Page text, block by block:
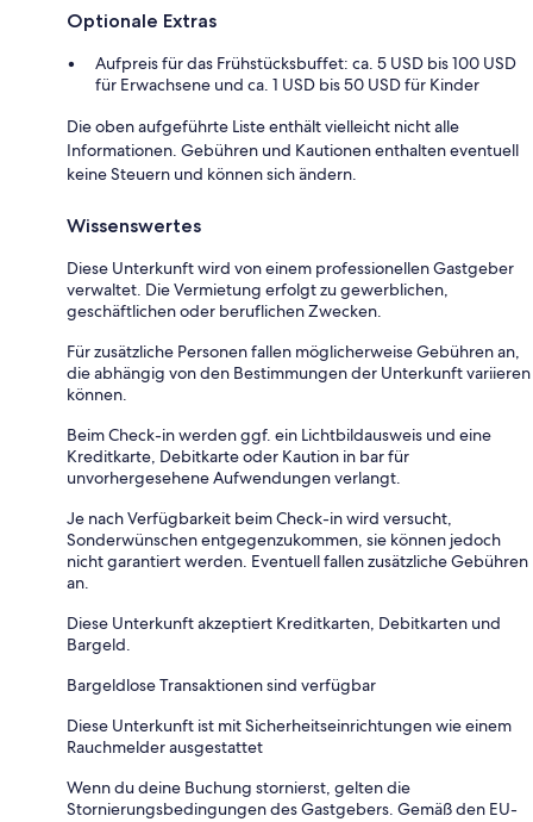
Optionale Extras
Aufpreis für das Frühstücksbuffet: ca. 5 USD bis 100 USD
für Erwachsene und ca. 1 USD bis 50 USD für Kinder
Die oben aufgeführte Liste enthält vielleicht nicht alle
Informationen. Gebühren und Kautionen enthalten eventuell
keine Steuern und können sich ändern.
Wissenswertes
Diese Unterkunft wird von einem professionellen Gastgeber
verwaltet. Die Vermietung erfolgt zu gewerblichen,
geschäftlichen oder beruflichen Zwecken.
Für zusätzliche Personen fallen möglicherweise Gebühren an,
die abhängig von den Bestimmungen der Unterkunft variieren
können.
Beim Check-in werden ggf. ein Lichtbildausweis und eine
Kreditkarte, Debitkarte oder Kaution in bar für
unvorhergesehene Aufwendungen verlangt.
Je nach Verfügbarkeit beim Check-in wird versucht,
Sonderwünschen entgegenzukommen, sie können jedoch
nicht garantiert werden. Eventuell fallen zusätzliche Gebühren
an.
Diese Unterkunft akzeptiert Kreditkarten, Debitkarten und
Bargeld.
Bargeldlose Transaktionen sind verfügbar
Diese Unterkunft ist mit Sicherheitseinrichtungen wie einem
Rauchmelder ausgestattet
Wenn du deine Buchung stornierst, gelten die
Stornierungsbedingungen des Gastgebers. Gemäß den EU-